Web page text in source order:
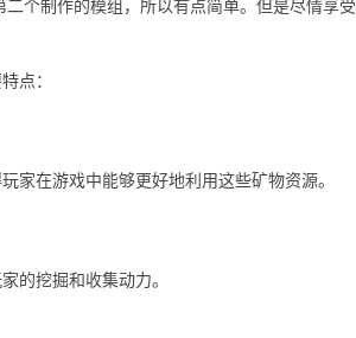
个制作的模组，所以有点简单。但是尽情享受
点：
在游戏中能够更好地利用这些矿物资源。
的挖掘和收集动力。